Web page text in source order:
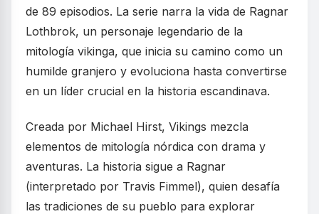
de 89 episodios. La serie narra la vida de Ragnar
Lothbrok, un personaje legendario de la
mitología vikinga, que inicia su camino como un
humilde granjero y evoluciona hasta convertirse
en un líder crucial en la historia escandinava.
Creada por Michael Hirst, Vikings mezcla
elementos de mitología nórdica con drama y
aventuras. La historia sigue a Ragnar
(interpretado por Travis Fimmel), quien desafía
las tradiciones de su pueblo para explorar